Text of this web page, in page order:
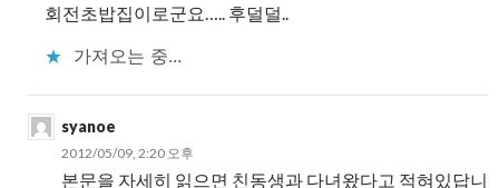
회전초밥집이로군요….. 후덜덜..
가져오는 중...
syanoe
2012/05/09, 2:20 오후
본문을 자세히 읽으면 친동생과 다녀왔다고 적혀있답니